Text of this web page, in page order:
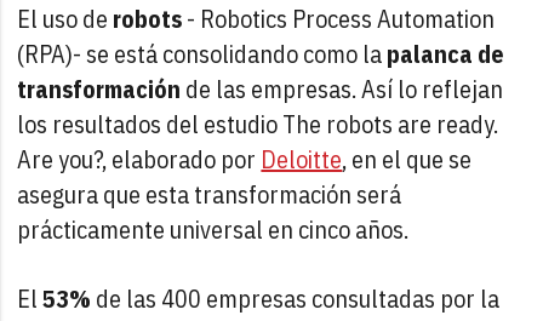
El uso de robots- Robotics Process Automation
(RPA)- se está consolidando como lapalanca de
transformación de las empresas. Así lo reflejan
los resultados del estudio The robots are ready.
Are you?, elaborado por Deloitte, en el que se
asegura que esta transformación será
prácticamente universal en cinco años.
El53% de las 400 empresas consultadas por la